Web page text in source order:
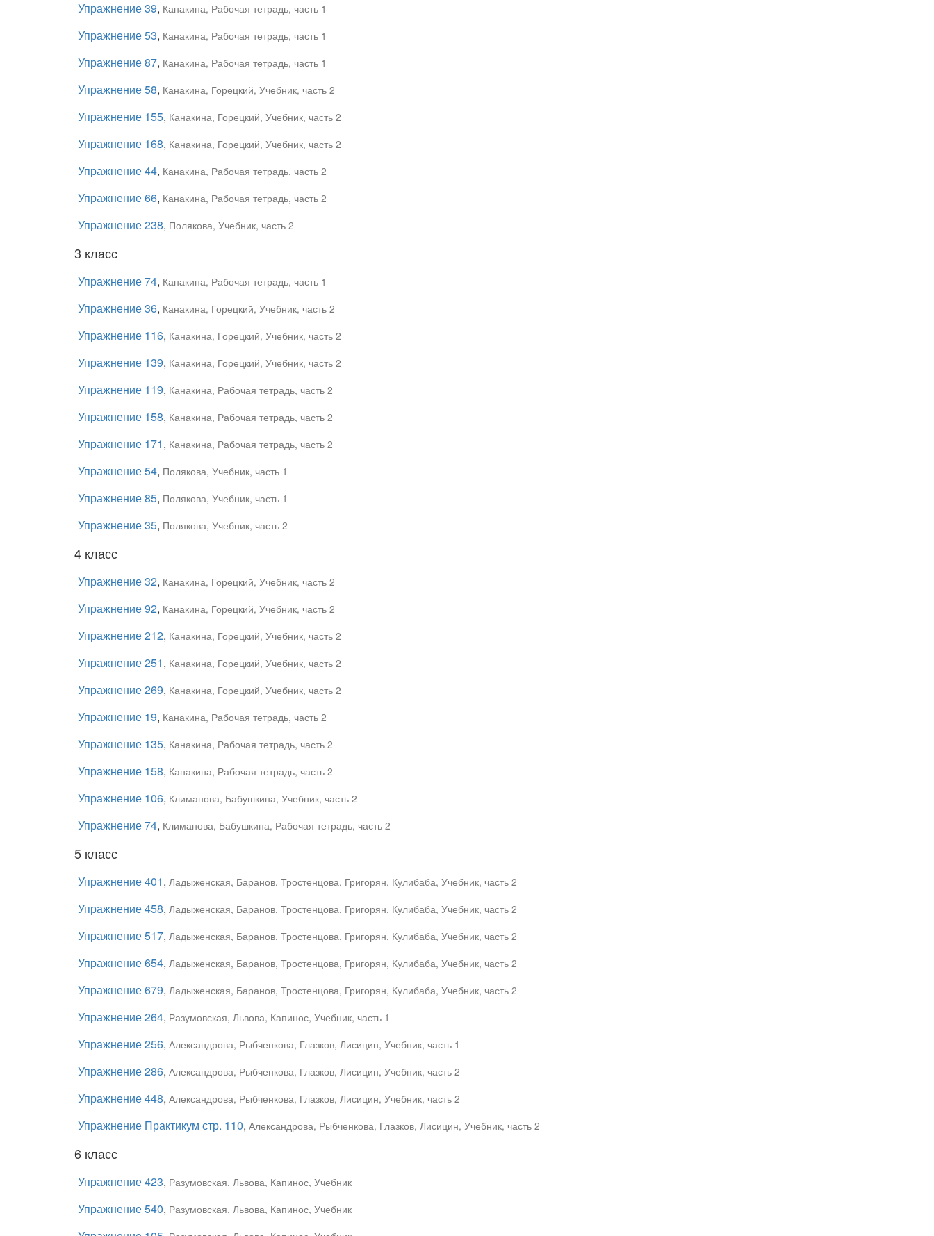
Упражнение 39, Канакина, Рабочая тетрадь, часть 1
Упражнение 53, Канакина, Рабочая тетрадь, часть 1
Упражнение 87, Канакина, Рабочая тетрадь, часть 1
Упражнение 58, Канакина, Горецкий, Учебник, часть 2
Упражнение 155, Канакина, Горецкий, Учебник, часть 2
Упражнение 168, Канакина, Горецкий, Учебник, часть 2
Упражнение 44, Канакина, Рабочая тетрадь, часть 2
Упражнение 66, Канакина, Рабочая тетрадь, часть 2
Упражнение 238, Полякова, Учебник, часть 2
3 класс
Упражнение 74, Канакина, Рабочая тетрадь, часть 1
Упражнение 36, Канакина, Горецкий, Учебник, часть 2
Упражнение 116, Канакина, Горецкий, Учебник, часть 2
Упражнение 139, Канакина, Горецкий, Учебник, часть 2
Упражнение 119, Канакина, Рабочая тетрадь, часть 2
Упражнение 158, Канакина, Рабочая тетрадь, часть 2
Упражнение 171, Канакина, Рабочая тетрадь, часть 2
Упражнение 54, Полякова, Учебник, часть 1
Упражнение 85, Полякова, Учебник, часть 1
Упражнение 35, Полякова, Учебник, часть 2
4 класс
Упражнение 32, Канакина, Горецкий, Учебник, часть 2
Упражнение 92, Канакина, Горецкий, Учебник, часть 2
Упражнение 212, Канакина, Горецкий, Учебник, часть 2
Упражнение 251, Канакина, Горецкий, Учебник, часть 2
Упражнение 269, Канакина, Горецкий, Учебник, часть 2
Упражнение 19, Канакина, Рабочая тетрадь, часть 2
Упражнение 135, Канакина, Рабочая тетрадь, часть 2
Упражнение 158, Канакина, Рабочая тетрадь, часть 2
Упражнение 106, Климанова, Бабушкина, Учебник, часть 2
Упражнение 74, Климанова, Бабушкина, Рабочая тетрадь, часть 2
5 класс
Упражнение 401, Ладыженская, Баранов, Тростенцова, Григорян, Кулибаба, Учебник, часть 2
Упражнение 458, Ладыженская, Баранов, Тростенцова, Григорян, Кулибаба, Учебник, часть 2
Упражнение 517, Ладыженская, Баранов, Тростенцова, Григорян, Кулибаба, Учебник, часть 2
Упражнение 654, Ладыженская, Баранов, Тростенцова, Григорян, Кулибаба, Учебник, часть 2
Упражнение 679, Ладыженская, Баранов, Тростенцова, Григорян, Кулибаба, Учебник, часть 2
Упражнение 264, Разумовская, Львова, Капинос, Учебник, часть 1
Упражнение 256, Александрова, Рыбченкова, Глазков, Лисицин, Учебник, часть 1
Упражнение 286, Александрова, Рыбченкова, Глазков, Лисицин, Учебник, часть 2
Упражнение 448, Александрова, Рыбченкова, Глазков, Лисицин, Учебник, часть 2
Упражнение Практикум стр. 110, Александрова, Рыбченкова, Глазков, Лисицин, Учебник, часть 2
6 класс
Упражнение 423, Разумовская, Львова, Капинос, Учебник
Упражнение 540, Разумовская, Львова, Капинос, Учебник